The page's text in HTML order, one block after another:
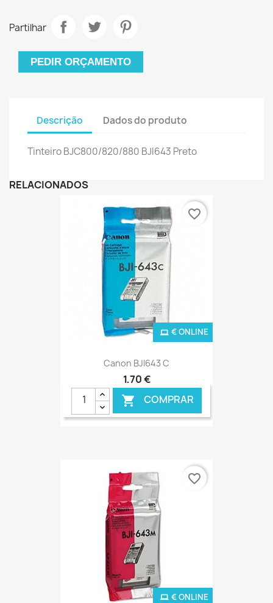
Partilhar
PEDIR ORÇAMENTO
Descrição Dados do produto
Tinteiro BJC800/820/880 BJI643 Preto
RELACIONADOS
Canon BJI643 C
1,70 €
 COMPRAR
€ ONLINE
favorite_border
€ ONLINE
favorite_border